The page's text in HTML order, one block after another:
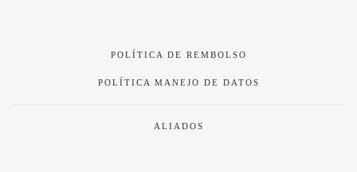
POLÍTICA DE REMBOLSO
POLÍTICA MANEJO DE DATOS
ALIADOS